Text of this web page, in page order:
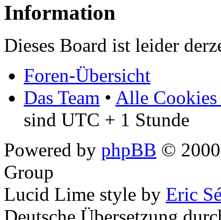
Information
Dieses Board ist leider
Foren-Übersicht
Das Team • Alle Cookies
sind UTC + 1 Stunde
Powered by phpBB ©
Group
Lucid Lime style by Eric